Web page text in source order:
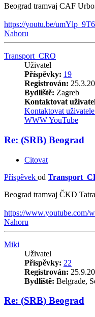
Beograd tramvaj CAF
https://youtu.be/
Nahoru
Transport_CRO
Uživatel
Příspěvky: 19
Registrován:
Bydliště: Zagreb
Kontaktovat
Kontaktovat
WWWYouTube
Re: (SRB) Beograd
Citovat
Příspěvek od
Beograd tramvaj ČKD
https://www.youtube.com/
Nahoru
Miki
Uživatel
Příspěvky: 22
Registrován:
Bydliště: Belgrade,
Re: (SRB) Beograd